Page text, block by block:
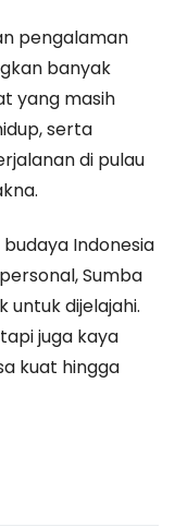
pengalaman
banyak
yang masih
serta
di pulau
Indonesia
Sumba
untuk dijelajahi.
juga kaya
kuat hingga